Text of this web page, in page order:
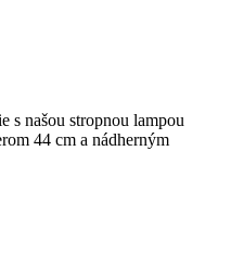
s našou stropnou lampou
44 cm a nádherným